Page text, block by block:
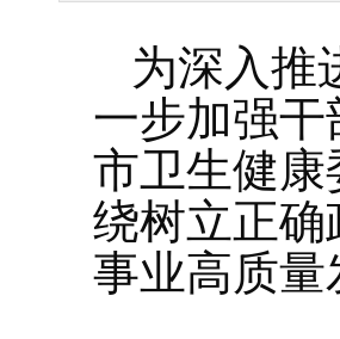
为深入推
一步加强
市卫生健
绕树立正
事业高质